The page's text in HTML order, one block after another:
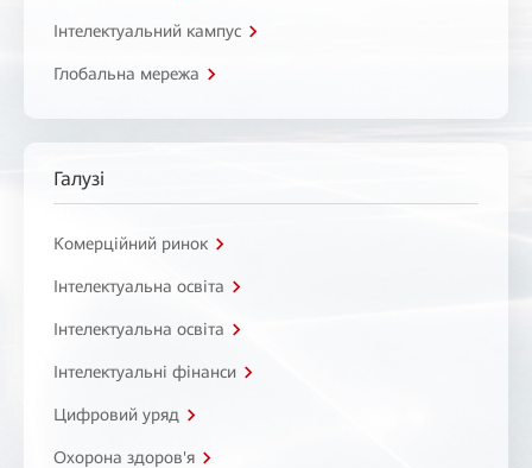
Інтелектуальний кампус
Глобальна мережа
Галузі
Комерційний ринок
Інтелектуальна освіта
Інтелектуальна освіта
Інтелектуальні фінанси
Цифровий уряд
Охорона здоров'я